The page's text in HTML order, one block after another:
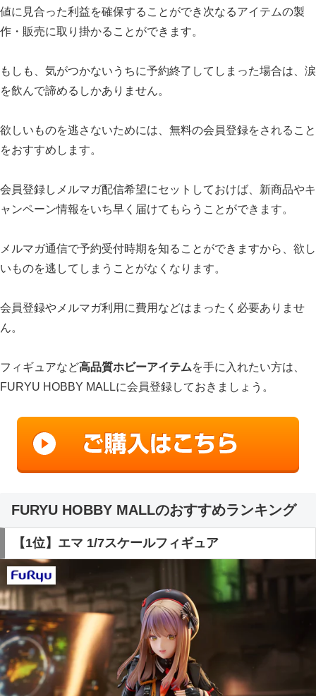
値に見合った利益を確保することができ次なるアイテムの製
作・販売に取り掛かることができます。
もしも、気がつかないうちに予約終了してしまった場合は、涙
を飲んで諦めるしかありません。
欲しいものを逃さないためには、無料の会員登録をされること
をおすすめします。
会員登録しメルマガ配信希望にセットしておけば、新商品やキ
ャンペーン情報をいち早く届けてもらうことができます。
メルマガ通信で予約受付時期を知ることができますから、欲し
いものを逃してしまうことがなくなります。
会員登録やメルマガ利用に費用などはまったく必要ありませ
ん。
フィギュアなど高品質ホビーアイテムを手に入れたい方は、
FURYU HOBBY MALLに会員登録しておきましょう。
FURYU HOBBY MALLのおすすめランキング
【1位】エマ 1/7スケールフィギュア